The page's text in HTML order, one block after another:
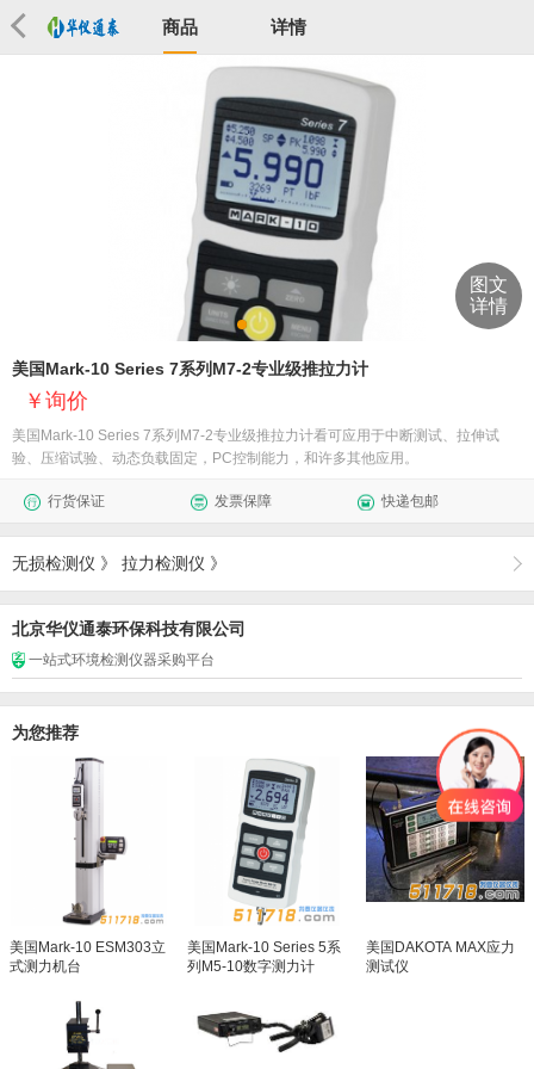
商品 详情
图文
详情
美国Mark-10 Series 7系列M7-2专业级推拉力计
询价
美国Mark-10 Series 7系列M7-2专业级推拉力计看可应用于中断测试、拉伸试
验、压缩试验、动态负载固定，PC控制能力，和许多其他应用。
行货保证 发票保障 快递包邮
无损检测仪 》 拉力检测仪 》
北京华仪通泰环保科技有限公司
一站式环境检测仪器采购平台
为您推荐
美国Mark-10 ESM303立
式测力机台
美国Mark-10 Series 5系
列M5-10数字测力计
美国DAKOTA MAX应力
测试仪